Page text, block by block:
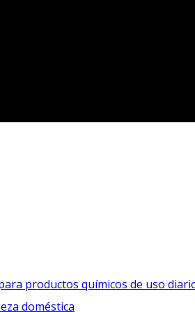
productos químicos de uso
doméstica